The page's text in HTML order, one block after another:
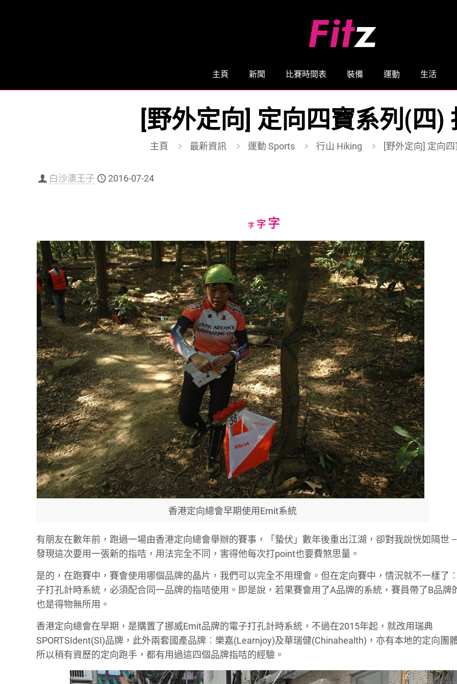
主頁 新聞 比賽時間表 裝備 運動 生活
[野外定向] 定向四寶系列(四)
主頁 最新資訊 運動 Sports 行山 Hiking [野外定向] 定向
白沙澳王子 2016-07-24
字Decrease
size.
字Reset
size.
字Increase
font
size.
香港定向總會早期使用Emit系統
有朋友在數年前，跑過一場由香港定向總會舉辦的賽事，「蟄伏」數年後重出江湖，卻對我說恍如隔世
發現這次要用一張新的指咭，用法完全不同，害得他每次打point也要費煞思量。
是的，在跑賽中，賽會使用哪個品牌的晶片，我們可以完全不用理會。但在定向賽中，情況就不一樣了
子打孔計時系統，必須配合同一品牌的指咭使用。即是說，若果賽會用了A品牌的系統，賽員帶了B品牌
也是得物無所用。
香港定向總會在早期，是購置了挪威Emit品牌的電子打孔計時系統，不過在2015年起，就改用瑞典
SPORTSIdent(SI)品牌，此外兩套國產品牌︰樂嘉(Learnjoy)及華瑞健(Chinahealth)，亦有本地的定向團
所以稍有資歷的定向跑手，都有用過這四個品牌指咭的經驗。